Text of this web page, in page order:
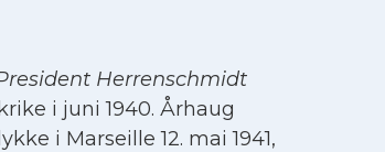
Herrenschmidt
i juni 1940. Århaug
i Marseille 12. mai 1941,